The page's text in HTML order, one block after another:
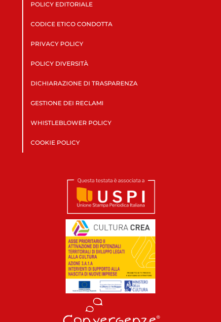
POLICY EDITORIALE
CODICE ETICO CONDOTTA
PRIVACY POLICY
POLICY DIVERSITÀ
DICHIARAZIONE DI TRASPARENZA
GESTIONE DEI RECLAMI
WHISTLEBLOWER POLICY
COOKIE POLICY